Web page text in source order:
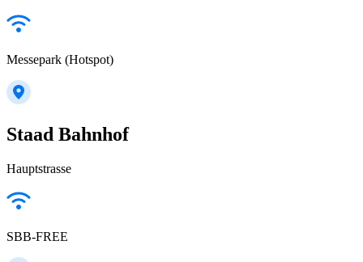
Messepark (Hotspot)
Staad Bahnhof
Hauptstrasse
SBB-FREE